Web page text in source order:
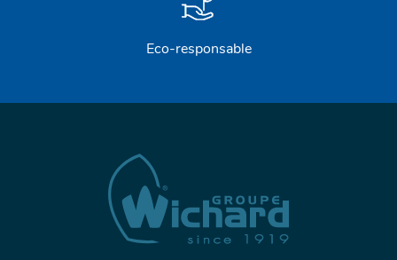
Eco-responsable